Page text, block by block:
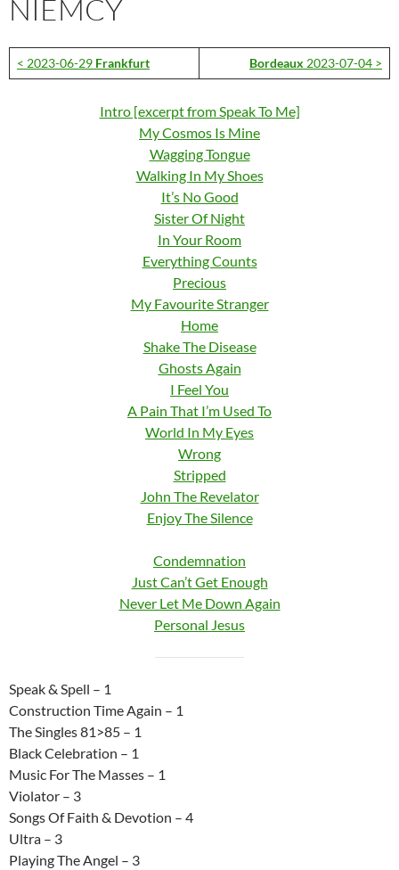
NIEMCY
< 2023-06-29 Frankfurt Bordeaux 2023-07-04 >
Intro [excerpt from Speak To Me]
My Cosmos Is Mine
Wagging Tongue
Walking In My Shoes
It’s No Good
Sister Of Night
In Your Room
Everything Counts
Precious
My Favourite Stranger
Home
Shake The Disease
Ghosts Again
I Feel You
A Pain That I’m Used To
World In My Eyes
Wrong
Stripped
John The Revelator
Enjoy The Silence
Condemnation
Just Can’t Get Enough
Never Let Me Down Again
Personal Jesus
Speak & Spell – 1
Construction Time Again – 1
The Singles 81>85 – 1
Black Celebration – 1
Music For The Masses – 1
Violator – 3
Songs Of Faith & Devotion – 4
Ultra – 3
Playing The Angel – 3